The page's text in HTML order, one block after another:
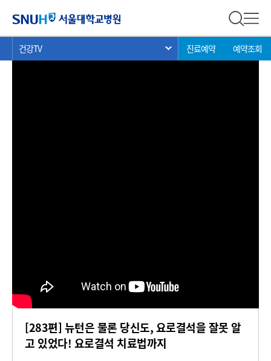
전체 검
현
재
건강TV 서브 메뉴 목록 열기
진료예약 예약조회
건강 TV
[283편] 뉴턴은 물론 당신도, 요로결석을 잘못 알
고 있었다! 요로결석 치료법까지